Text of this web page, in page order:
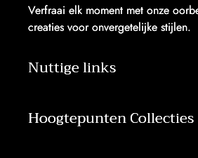
Verfraai elk moment met onze
creaties voor onvergetelijke stijlen.
Nuttige links
Hoogtepunten Collecties